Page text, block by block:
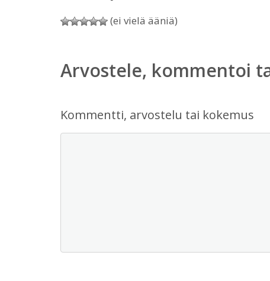
(ei vielä ääniä)
Arvostele, kommentoi
Kommentti, arvostelu tai kokemus